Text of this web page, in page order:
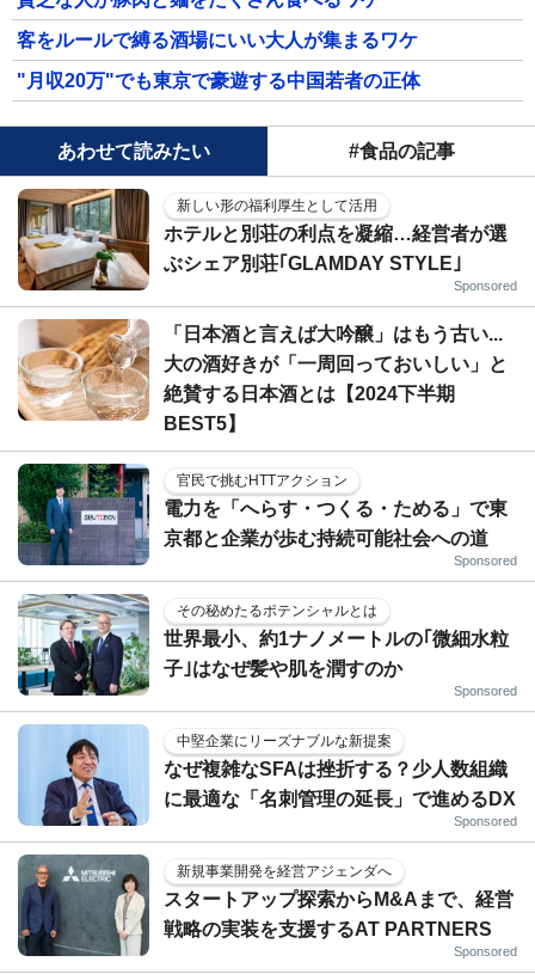
客をルールで縛る酒場にいい大人が集まるワケ
"月収20万"でも東京で豪遊する中国若者の正体
あわせて読みたい #食品の記事
新しい形の福利厚生として活用
ホテルと別荘の利点を凝縮…経営者が選
ぶシェア別荘｢GLAMDAY STYLE｣
Sponsored
「日本酒と言えば大吟醸」はもう古い...
大の酒好きが「一周回っておいしい」と
絶賛する日本酒とは【2024下半期
BEST5】
官民で挑むHTTアクション
電力を「へらす・つくる・ためる」で東
京都と企業が歩む持続可能社会への道
Sponsored
その秘めたるポテンシャルとは
世界最小、約1ナノメートルの｢微細水粒
子｣はなぜ髪や肌を潤すのか
Sponsored
中堅企業にリーズナブルな新提案
なぜ複雑なSFAは挫折する？少人数組織
に最適な「名刺管理の延長」で進めるDX
Sponsored
新規事業開発を経営アジェンダへ
スタートアップ探索からM&Aまで、経営
戦略の実装を支援するAT PARTNERS
Sponsored